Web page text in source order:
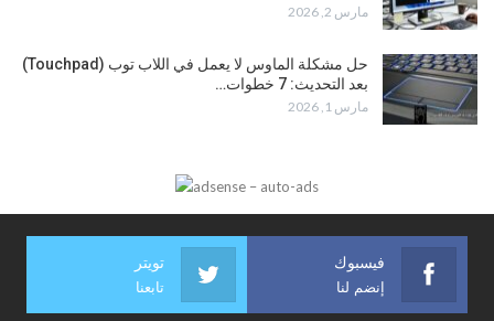
مارس 2, 2026
حل مشكلة الماوس لا يعمل في اللاب توب (Touchpad)
بعد التحديث: 7 خطوات…
مارس 1, 2026
فيسبوك
إنضم لنا
تويتر
تابعنا